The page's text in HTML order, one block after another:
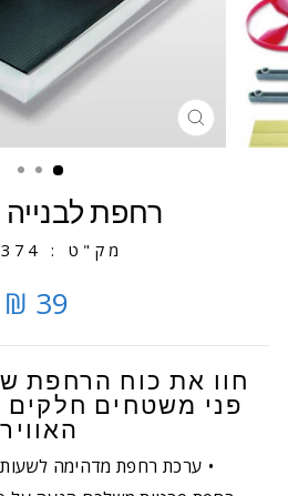
רחפת
מק"ט : GA1374
39 ₪
חוו את כוח הרחפת
פני משטחים
האוויר
ערכת רחפת מדהימה
סגירה